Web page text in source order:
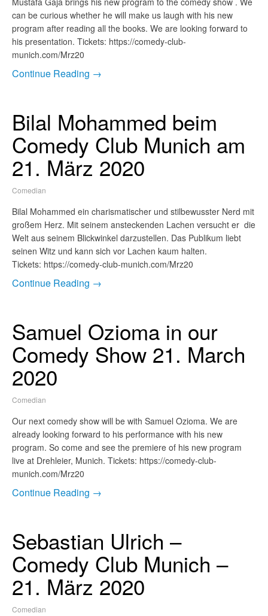
can be curious whether he will make us laugh with his new
program after reading all the books. We are looking forward to
his presentation. Tickets: https://comedy-club-
munich.com/Mrz20
Continue Reading →
Bilal Mohammed beim
Comedy Club Munich am
21. März 2020
Comedian
Bilal Mohammed ein charismatischer und stilbewusster Nerd mit
großem Herz. Mit seinem ansteckenden Lachen versucht er die
Welt aus seinem Blickwinkel darzustellen. Das Publikum liebt
seinen Witz und kann sich vor Lachen kaum halten.
Tickets: https://comedy-club-munich.com/Mrz20
Continue Reading →
Samuel Ozioma in our
Comedy Show 21. March
2020
Comedian
Our next comedy show will be with Samuel Ozioma. We are
already looking forward to his performance with his new
program. So come and see the premiere of his new program
live at Drehleier, Munich. Tickets: https://comedy-club-
munich.com/Mrz20
Continue Reading →
Sebastian Ulrich –
Comedy Club Munich –
21. März 2020
Comedian